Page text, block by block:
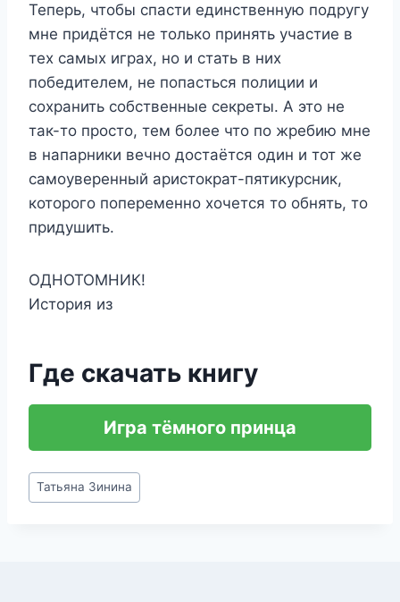
Теперь, чтобы спасти единственную подругу
мне придётся не только принять участие в
тех самых играх, но и стать в них
победителем, не попасться полиции и
сохранить собственные секреты. А это не
так-то просто, тем более что по жребию мне
в напарники вечно достаётся один и тот же
самоуверенный аристократ-пятикурсник,
которого попеременно хочется то обнять, то
придушить.
ОДНОТОМНИК!
История из
Где скачать книгу
Игра тёмного принца
Метки
записи:
Татьяна Зинина